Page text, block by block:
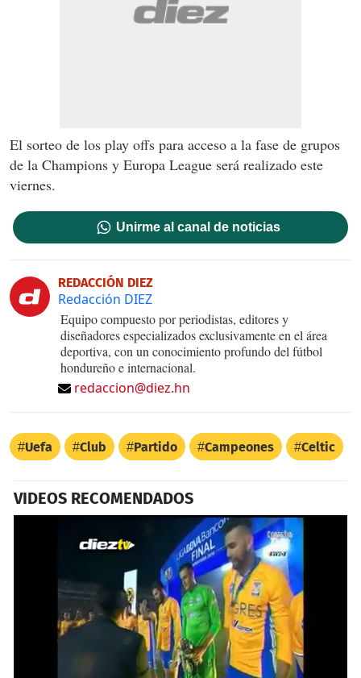
El sorteo de los play offs para acceso a la fase de grupos
de la Champions y Europa League será realizado este
viernes.
Unirme al canal de noticias
REDACCIÓN DIEZ
Redacción DIEZ
Equipo compuesto por periodistas, editores y
diseñadores especializados exclusivamente en el área
deportiva, con un conocimiento profundo del fútbol
hondureño e internacional.
redaccion@diez.hn
Uefa Club Partido Campeones Celtic
VIDEOS RECOMENDADOS